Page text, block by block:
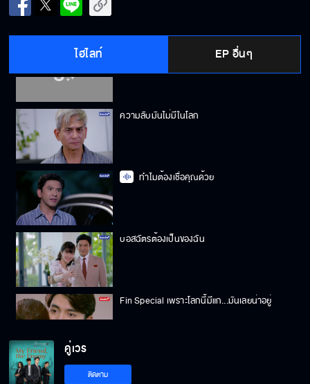
ไฮไลท์ EP อื่นๆ
ความลับมันไม่มีในโลก
ทำไมต้องเชื่อคุณด้วย
บอสฉัตรต้องเป็นของฉัน
Fin Special เพราะโลกนี้มีแก...มันเลยน่าอยู่
วันนี้ผมขอบอกว่ารักได้ไหม
คู่เวร
ติดตาม